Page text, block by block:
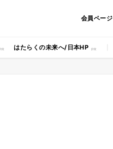
会員ページ
はたらくの未来へ/日本HP